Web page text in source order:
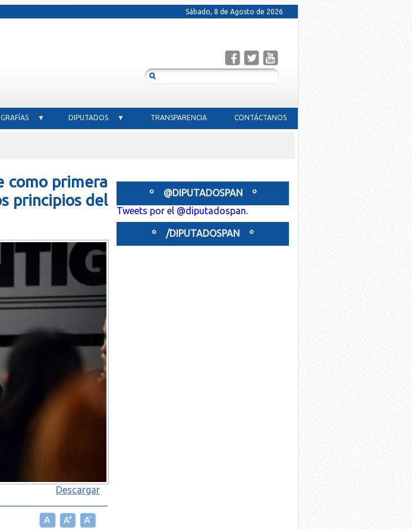
Sábado, 8 de Agosto de 2026
▼ DIPUTADOS ▼ TRANSPARENCIA CONTÁCTANOS
como primera
principios del
Descargar
º @DIPUTADOSPAN º
Tweets por el @diputadospan.
º /DIPUTADOSPAN º